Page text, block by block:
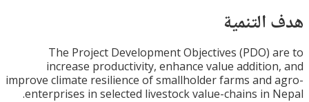
The Project Development Objectives (PDO)
increase productivity, enhance value
improve climate resilience of smallholder farms
enterprises in selected livestock value-chains in